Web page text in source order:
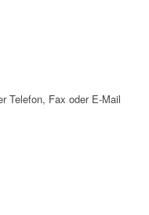
Telefon, Fax oder E-Mail